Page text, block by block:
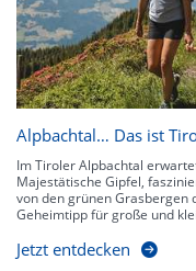
Alpbachtal… Das ist
Im Tiroler Alpbachtal
Majestätische Gipfel,
von den grünen Grasbergen
Geheimtipp für große und
Jetzt entdecken